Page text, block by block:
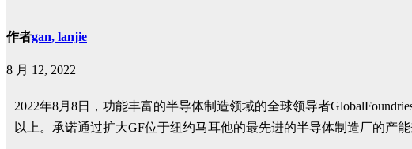
作者gan, lanjie
8 月 12, 2022
2022年8月8日，功能丰富的半导体制造领域的全球领导者
以上。承诺通过扩大GF位于纽约马耳他的最先进的半导体制造厂的产能